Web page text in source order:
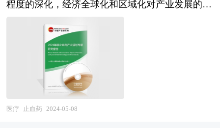
链等多方面的内容，整合行业、市场、企业、用户
等多层面数据和信息资源，为客户提供深度的医药
连锁行业研究报告，以专业的研究方法帮助客户深
入的了解医药连锁行业，发现投资价值和投资机
会，规避经营风险，提高管理和运营能力。医药连
锁行业报告是从事医药连锁行业投资之前，对医药
连锁行业各种相关因素进行具体调查、研究、分
普华咨询公司领衔撰写，在大量周密的市场调研基
础上，主要依据了国家统计局、国家商务部、国家
发改委、国家经济信息中心、国务院发展研究中
心、国家海关总署、全国商业信息中心、中国经济
景气监测中心、中国行业研究网、国内外相关报刊
杂志的基础信息、行业研究单位等公布和提供的大
量资料以及对行业内企业调研访察所获得的大量第
一手数据，对我国血液制品行业的发展状况、供需
程度的深化，经济全球化和区域化对产业发展的影
响显著增强，产业间的竞争层次和深度也发生了变
化。因此，科学预测产业发展趋势和空间变化态
势，对产业发展和规划具有重要的意义。中研普华
拥有20年的产业规划、细分市场研究及大量项目运
作经验，业务覆盖全球。累积200多个产业园区规
划落地项目案例，拥有丰富的产业园区、特色小
镇、田园综合体、文旅地产、智慧物流、乡村振兴
医疗 止血药 2024-05-08